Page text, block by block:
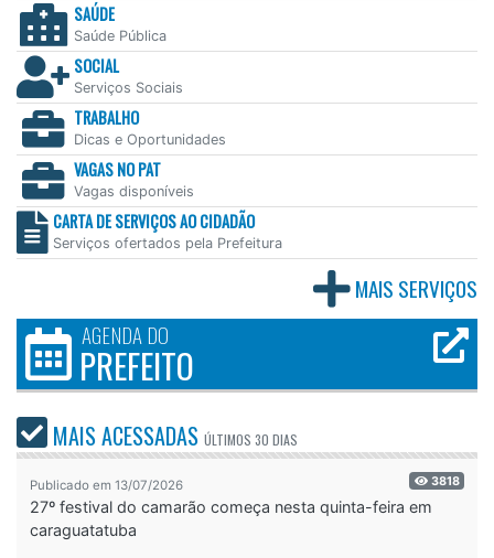
SAÚDE
Saúde Pública
SOCIAL
Serviços Sociais
TRABALHO
Dicas e Oportunidades
VAGAS NO PAT
Vagas disponíveis
CARTA DE SERVIÇOS AO CIDADÃO
Serviços ofertados pela Prefeitura
MAIS SERVIÇOS
AGENDA DO
PREFEITO
MAIS ACESSADAS ÚLTIMOS 30 DIAS
Publicado em 13/07/2026 3818
27º festival do camarão começa nesta quinta-feira em
caraguatatuba